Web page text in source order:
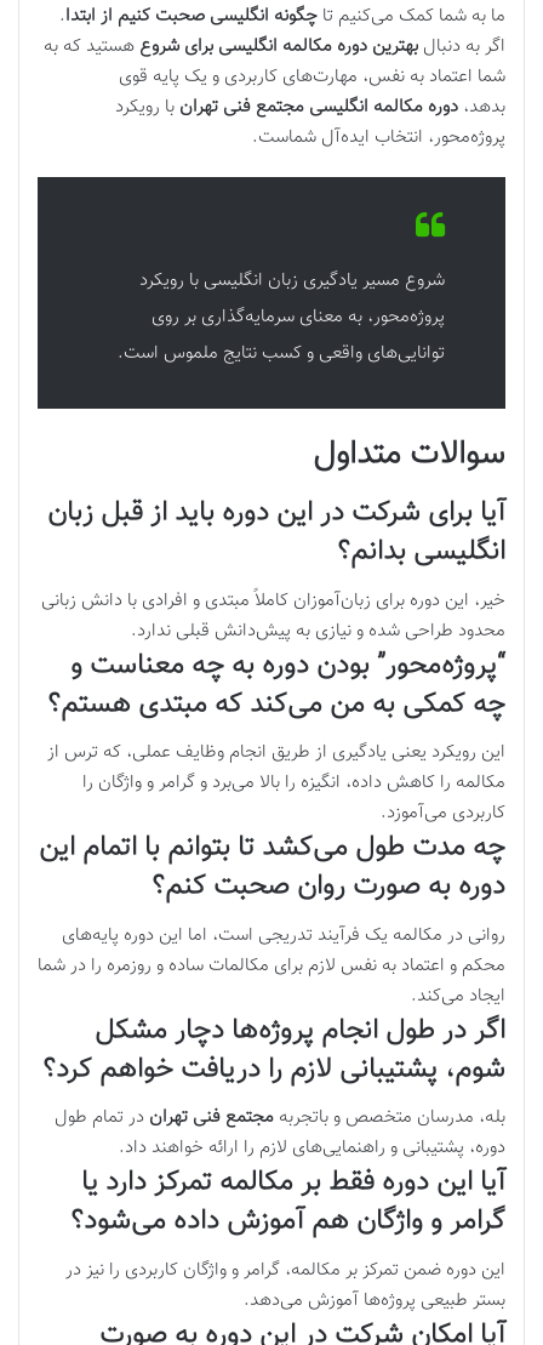
ما به شما کمک می‌کنیم تا چگونه انگلیسی صحبت کنیم از ابتدا.
اگر به دنبال بهترین دوره مکالمه انگلیسی برای شروع هستید که به
شما اعتماد به نفس، مهارت‌های کاربردی و یک پایه قوی
بدهد، دوره مکالمه انگلیسی مجتمع فنی تهران با رویکرد
پروژه‌محور، انتخاب ایده‌آل شماست.
شروع مسیر یادگیری زبان انگلیسی با رویکرد
پروژه‌محور، به معنای سرمایه‌گذاری بر روی
توانایی‌های واقعی و کسب نتایج ملموس است.
سوالات متداول
آیا برای شرکت در این دوره باید از قبل زبان
انگلیسی بدانم؟
خیر، این دوره برای زبان‌آموزان کاملاً مبتدی و افرادی با دانش زبانی
محدود طراحی شده و نیازی به پیش‌دانش قبلی ندارد.
“پروژه‌محور” بودن دوره به چه معناست و
چه کمکی به من می‌کند که مبتدی هستم؟
این رویکرد یعنی یادگیری از طریق انجام وظایف عملی، که ترس از
مکالمه را کاهش داده، انگیزه را بالا می‌برد و گرامر و واژگان را
کاربردی می‌آموزد.
چه مدت طول می‌کشد تا بتوانم با اتمام این
دوره به صورت روان صحبت کنم؟
روانی در مکالمه یک فرآیند تدریجی است، اما این دوره پایه‌های
محکم و اعتماد به نفس لازم برای مکالمات ساده و روزمره را در شما
ایجاد می‌کند.
اگر در طول انجام پروژه‌ها دچار مشکل
شوم، پشتیبانی لازم را دریافت خواهم کرد؟
بله، مدرسان متخصص و باتجربه مجتمع فنی تهران در تمام طول
دوره، پشتیبانی و راهنمایی‌های لازم را ارائه خواهند داد.
آیا این دوره فقط بر مکالمه تمرکز دارد یا
گرامر و واژگان هم آموزش داده می‌شود؟
این دوره ضمن تمرکز بر مکالمه، گرامر و واژگان کاربردی را نیز در
بستر طبیعی پروژه‌ها آموزش می‌دهد.
آیا امکان شرکت در این دوره به صورت